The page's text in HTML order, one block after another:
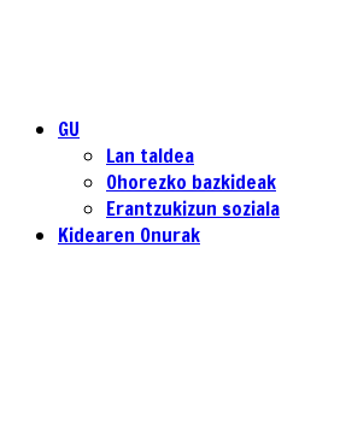
GU
Lan taldea
Ohorezko bazkideak
Erantzukizun soziala
Kidearen Onurak